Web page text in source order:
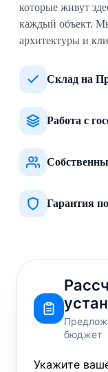
которые живут
каждый объект.
архитектуры и
Склад на
Работа с
Гарантия
бюджет
Укажите